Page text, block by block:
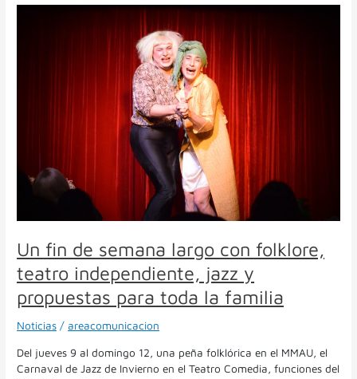
Un fin de semana largo con folklore,
teatro independiente, jazz y
propuestas para toda la familia
Noticias / areacomunicacion
Del jueves 9 al domingo 12, una peña folklórica en el MMAU, el
Carnaval de Jazz de Invierno en el Teatro Comedia, funciones del
propuestas
toda
familia